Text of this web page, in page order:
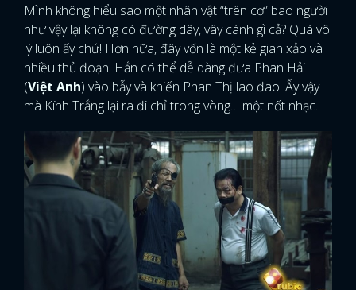
Mình không hiểu sao một nhân vật “trên cơ” bao người
như vậy lại không có đường dây, vây cánh gì cả? Quá vô
lý luôn ấy chứ! Hơn nữa, đây vốn là một kẻ gian xảo và
nhiều thủ đoạn. Hắn có thể dễ dàng đưa Phan Hải
(Việt Anh) vào bẫy và khiến Phan Thị lao đao. Ấy vậy
mà Kính Trắng lại ra đi chỉ trong vòng… một nốt nhạc.